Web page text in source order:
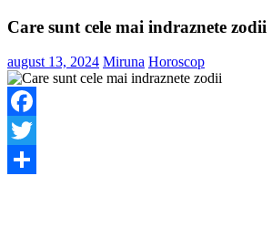
Care sunt cele mai indraznete zodii
august 13, 2024 Miruna Horoscop
Facebook
Twitter